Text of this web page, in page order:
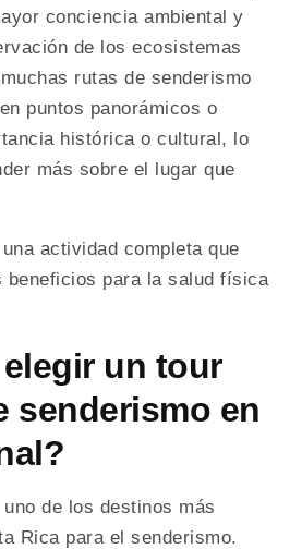
conciencia ambiental y
de los ecosistemas
rutas de senderismo
puntos panorámicos o
histórica o cultural, lo
más sobre el lugar que
actividad completa que
beneficios para la salud física
un tour
senderismo en
de los destinos más
Rica para el senderismo.